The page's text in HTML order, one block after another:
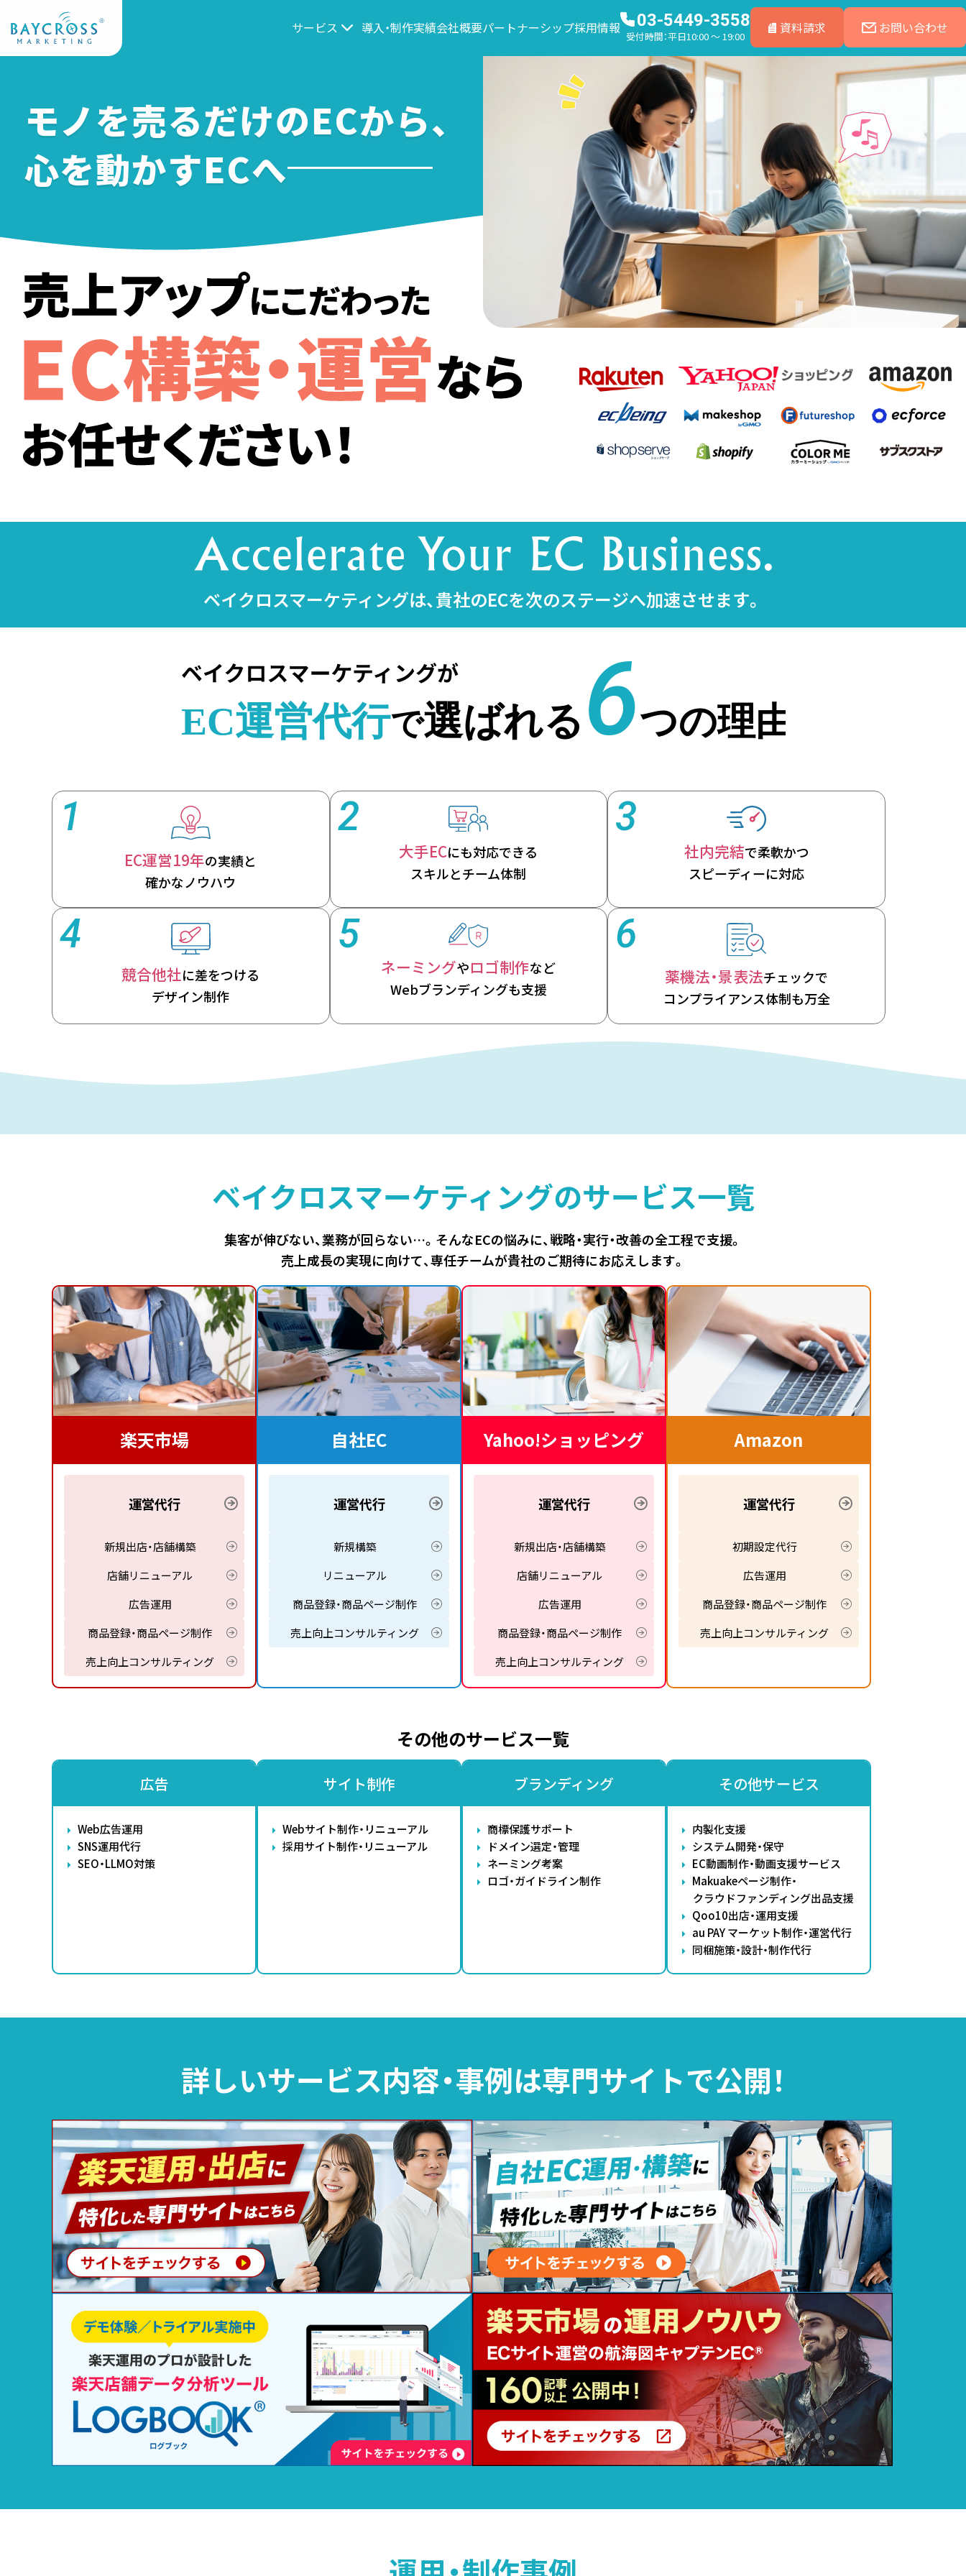
サービス 導入・制作実績会社概要パートナーシップ採用情報 03-5449-3558
受付時間：平日10:00 ～ 19:00 資料請求 お問い合わせ
モノを売るだけのECから、
心を動かすECへ
ベイクロスマーケティングは、貴社のECを次のステージへ加速させます。
1
EC運営19年の実績と
確かなノウハウ
2
大手ECにも対応できる
スキルとチーム体制
3
社内完結で柔軟かつ
スピーディーに対応
4
競合他社に差をつける
デザイン制作
5
ネーミングやロゴ制作など
Webブランディングも支援
6
薬機法・景表法チェックで
コンプライアンス体制も万全
ベイクロスマーケティングのサービス一覧
集客が伸びない、業務が回らない…。 そんなECの悩みに、戦略・実行・改善の全工程で支援。
売上成長の実現に向けて、専任チームが貴社のご期待にお応えします。
楽天市場
運営代行
新規出店・店舗構築
店舗リニューアル
広告運用
商品登録・商品ページ制作
売上向上コンサルティング
自社EC
運営代行
新規構築
リニューアル
商品登録・商品ページ制作
売上向上コンサルティング
Yahoo!ショッピング
運営代行
新規出店・店舗構築
店舗リニューアル
広告運用
商品登録・商品ページ制作
売上向上コンサルティング
Amazon
運営代行
初期設定代行
広告運用
商品登録・商品ページ制作
売上向上コンサルティング
その他のサービス一覧
広告
Web広告運用
SNS運用代行
SEO・LLMO対策
サイト制作
Webサイト制作・リニューアル
採用サイト制作・リニューアル
ブランディング
商標保護サポート
ドメイン選定・管理
ネーミング考案
ロゴ・ガイドライン制作
その他サービス
内製化支援
システム開発・保守
EC動画制作・動画支援サービス
Makuakeページ制作・
クラウドファンディング出品支援
Qoo10出店・運用支援
au PAY マーケット制作・運営代行
同梱施策・設計・制作代行
詳しいサービス内容・事例は専門サイトで公開！